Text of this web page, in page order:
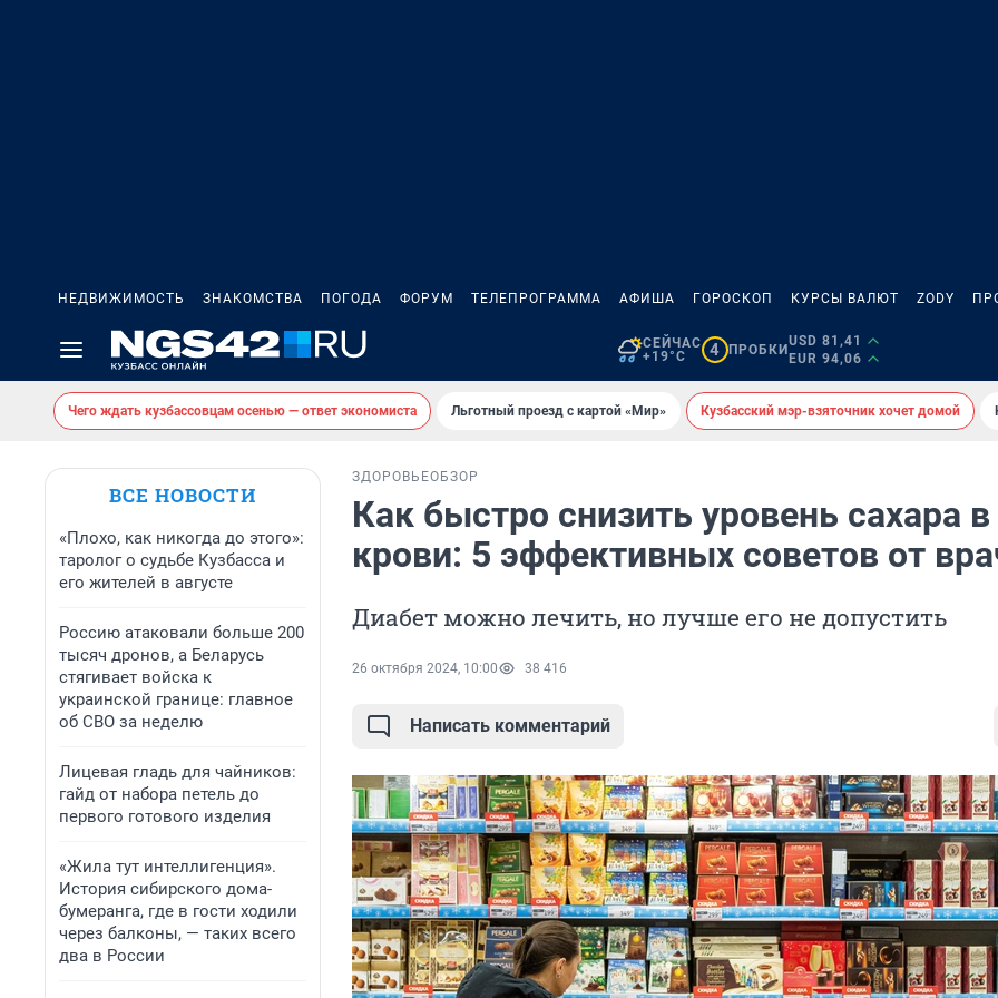
НЕДВИЖИМОСТЬ ЗНАКОМСТВА ПОГОДА ФОРУМ ТЕЛЕПРОГРАММА АФИША ГОРОСКОП КУРСЫ ВАЛЮТ ZODY
СЕЙЧАС
+19°C
4 ПРОБКИ
USD 81,41
EUR 94,06
Чего ждать кузбассовцам осенью — ответ экономиста Льготный проезд с картой «Мир» Кузбасский мэр-взяточник хочет домой
ВСЕ НОВОСТИ
«Плохо, как никогда до этого»:
таролог о судьбе Кузбасса и
его жителей в августе
Россию атаковали больше 200
тысяч дронов, а Беларусь
стягивает войска к
украинской границе: главное
об СВО за неделю
Лицевая гладь для чайников:
гайд от набора петель до
первого готового изделия
«Жила тут интеллигенция».
История сибирского дома-
бумеранга, где в гости ходили
через балконы, — таких всего
два в России
ЗДОРОВЬЕОБЗОР
Как быстро снизить уровень сахара в
крови: 5 эффективных советов от
Диабет можно лечить, но лучше его не допустить
26 октября 2024, 10:00 38 416
Написать комментарий